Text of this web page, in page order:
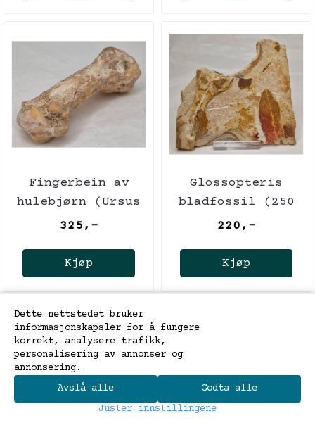
Meny Søk
Fingerbein av
hulebjørn (Ursus
spelaeus)
325,-
Kjøp
Glossopteris
bladfossil (250
mill år)
220,-
Kjøp
Dette nettstedet bruker
informasjonskapsler for å fungere
korrekt, analysere trafikk,
personalisering av annonser og
annonsering.
Avslå alle
Godta alle
Juster innstillingene